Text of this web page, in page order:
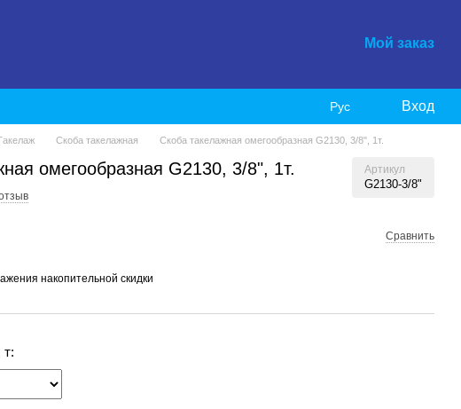
Мой заказ
Рус Вход
Скоба такелажная Скоба такелажная омегообразная G2130, 3/8", 1т.
омегообразная G2130, 3/8", 1т. Артикул
G2130-3/8"
Сравнить
накопительной скидки
т: